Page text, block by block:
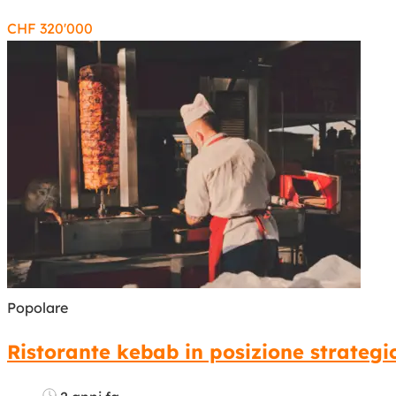
CHF 320'000
Popolare
Ristorante kebab in posizione